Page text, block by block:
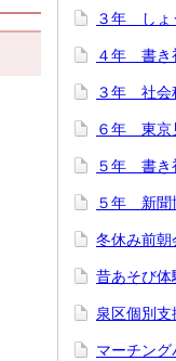
３年 しょ
４年 書き
３年 社会
６年 東京
５年 書き
５年 新聞
冬休み前朝
昔あそび体
泉区個別
マーチン